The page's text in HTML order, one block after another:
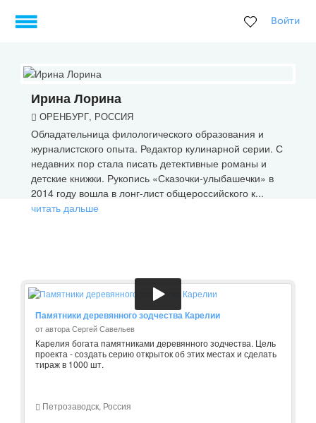
Войти
Ирина Лорина
ОРЕНБУРГ, РОССИЯ
Обладательница филологического образования и
журналистского опыта. Редактор кулинарной серии. С
недавних пор стала писать детективные романы и
детские книжки. Рукопись «Сказочки-улыбашечки» в
2014 году вошла в лонг-лист общероссийского к...
читать дальше
Памятники деревянного зодчества Карелии
от автора Сергей Савельев
Карелия богата памятниками деревянного зодчества. Цель
проекта - создать серию открыток об этих местах и сделать
тираж в 1000 шт.
Петрозаводск, Россия